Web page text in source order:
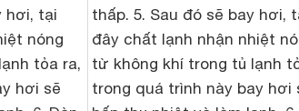
hơi, tại
nóng
tỏa ra,
hơi sẽ
thấp. 5. Sau đó sẽ bay hơi,
đây chất lạnh nhận nhiệt
từ không khí trong tủ lạnh
trong quá trình này bay hơi